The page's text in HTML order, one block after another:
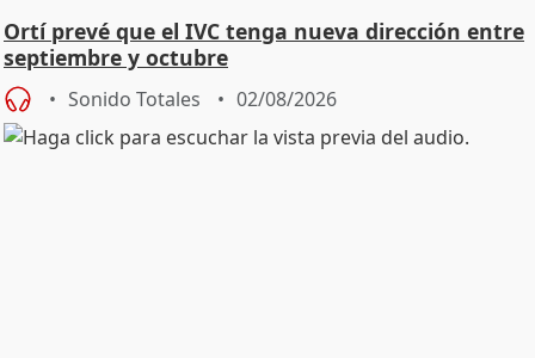
Ortí prevé que el IVC tenga nueva dirección entre
septiembre y octubre
Sonido Totales 02/08/2026